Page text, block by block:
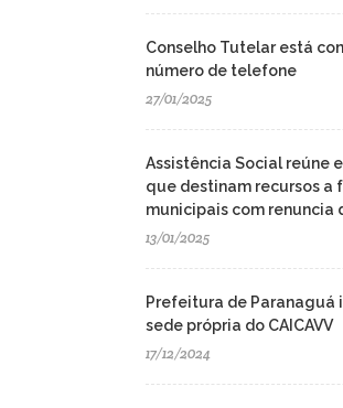
Conselho Tutelar está
número de telefone
27/01/2025
Assistência Social reúne
que destinam recursos a
municipais com renuncia
13/01/2025
Prefeitura de Paranaguá
sede própria do CAICAVV
17/12/2024